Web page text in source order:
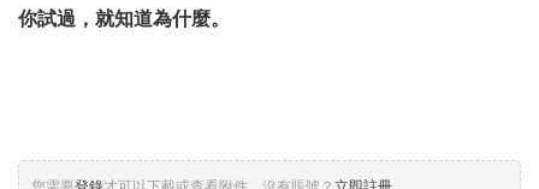
你試過，就知道為什麼。
您需要登錄才可以下載或查看附件。沒有賬號？立即註冊